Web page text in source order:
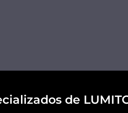
de